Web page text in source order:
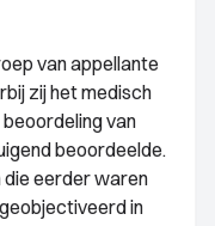
van appellante
zij het medisch
van
beoordeelde.
die eerder waren
in